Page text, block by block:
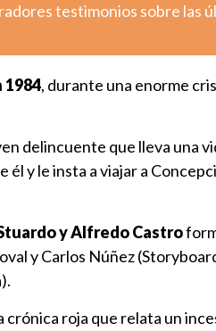
testimonios sobre las
1984, durante una enorme
delincuente que lleva una
él y le insta a viajar a
y Alfredo Castro
y Carlos Núñez
roja que relata un